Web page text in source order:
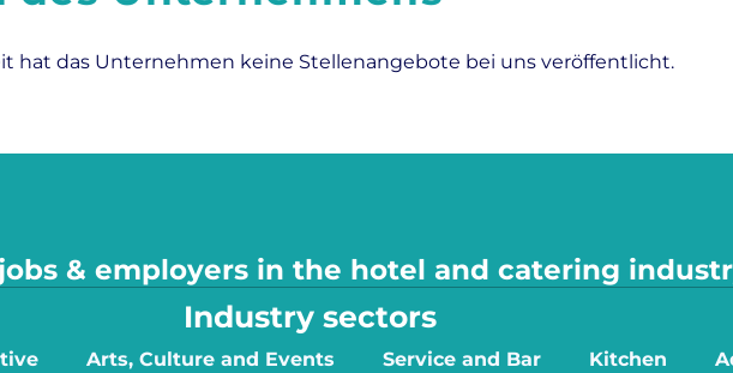
hat das Unternehmen keine Stellenangebote bei uns veröffentlicht.
& employers in the hotel and catering
Industry sectors
Arts, Culture and Events Service and Bar Kitchen